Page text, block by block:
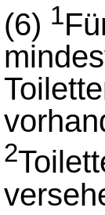
(6) 1
2